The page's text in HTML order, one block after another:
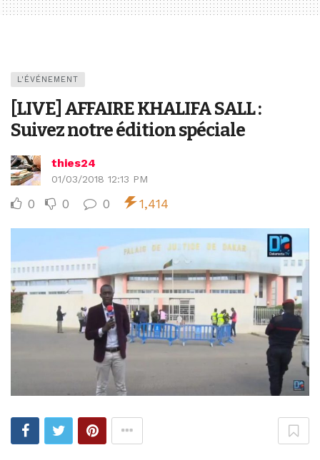
L'ÉVÉNEMENT
[LIVE] AFFAIRE KHALIFA SALL :
Suivez notre édition spéciale
thies24
01/03/2018 12:13 PM
0 0 0 1,414